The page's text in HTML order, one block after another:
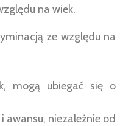
na wiek.
ze względu na
mogą ubiegać się o
niezależnie od